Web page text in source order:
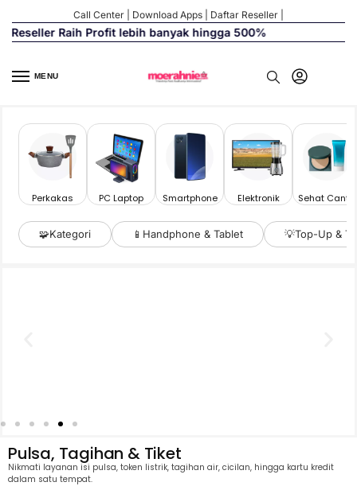
Call Center Download Apps Daftar Reseller
Raih Profit lebih banyak hingga 500%
MENU
Perkakas PC Laptop Smartphone Elektronik Sehat Cantik
🧩Kategori 📱 Handphone & Tablet 💡Top-Up &
Pulsa, Tagihan & Tiket
Nikmati layanan isi pulsa, token listrik, tagihan air, cicilan, hingga kartu kredit
dalam satu tempat.